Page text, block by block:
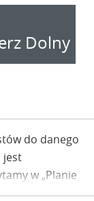
Dolny
do danego
jest
w „Planie
Kazimierz